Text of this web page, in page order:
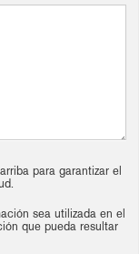
para garantizar el
sea utilizada en el
que pueda resultar